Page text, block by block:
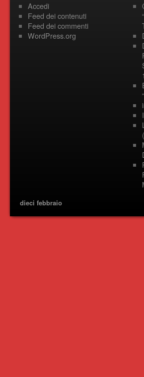
Accedi
Feed dei contenuti
Feed dei commenti
WordPress.org
dieci febbraio